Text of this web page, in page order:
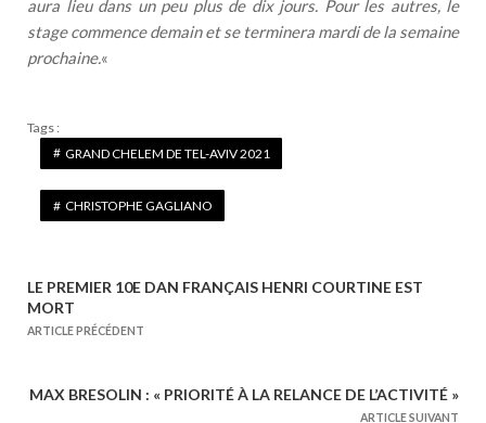
aura lieu dans un peu plus de dix jours. Pour les autres, le
stage commence demain et se terminera mardi de la semaine
prochaine.«
Tags :
GRAND CHELEM DE TEL-AVIV 2021
CHRISTOPHE GAGLIANO
N
a
i
LE PREMIER 10E DAN FRANÇAIS HENRI COURTINE EST
MORT
ARTICLE PRÉCÉDENT
MAX BRESOLIN : « PRIORITÉ À LA RELANCE DE L’ACTIVITÉ »
ARTICLE SUIVANT